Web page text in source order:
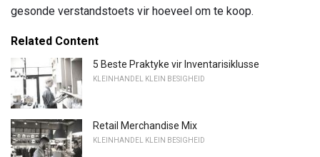
gesonde verstandstoets vir hoeveel om te koop.
Related Content
5 Beste Praktyke vir Inventarisiklusse
KLEINHANDEL KLEIN BESIGHEID
Retail Merchandise Mix
KLEINHANDEL KLEIN BESIGHEID